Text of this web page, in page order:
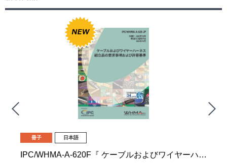
冊子 日本語
IPC/WHMA-A-620F『 ケーブルおよびワイヤーハーネス組立品の要求事項および許容基準』